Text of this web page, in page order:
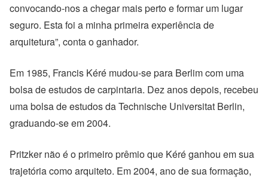
convocando-nos a chegar mais perto e formar um lugar
seguro. Esta foi a minha primeira experiência de
arquitetura”, conta o ganhador.
Em 1985, Francis Kéré mudou-se para Berlim com uma
bolsa de estudos de carpintaria. Dez anos depois, recebeu
uma bolsa de estudos da Technische Universitat Berlin,
graduando-se em 2004.
Pritzker não é o primeiro prêmio que Kéré ganhou em sua
trajetória como arquiteto. Em 2004, ano de sua formação,